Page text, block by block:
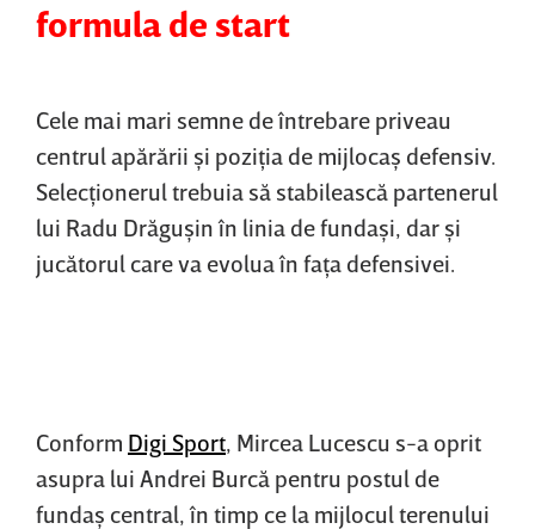
formula de start
Cele mai mari semne de întrebare priveau
centrul apărării şi poziţia de mijlocaş defensiv.
Selecţionerul trebuia să stabilească partenerul
lui Radu Drăguşin în linia de fundaşi, dar şi
jucătorul care va evolua în faţa defensivei.
Conform Digi Sport , Mircea Lucescu s-a oprit
asupra lui Andrei Burcă pentru postul de
fundaş central, în timp ce la mijlocul terenului